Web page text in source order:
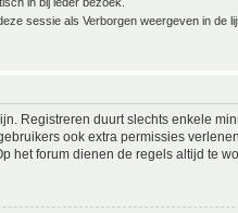
sessie als Verborgen weergeven in de
Registreren duurt slechts enkele
ook extra permissies
het forum dienen de regels altijd te